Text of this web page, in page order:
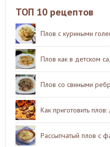
ТОП 10 рецептов
Плов с куриными
Плов как в детском
Плов со свиными
Как приготовить
Рассыпчатый плов с